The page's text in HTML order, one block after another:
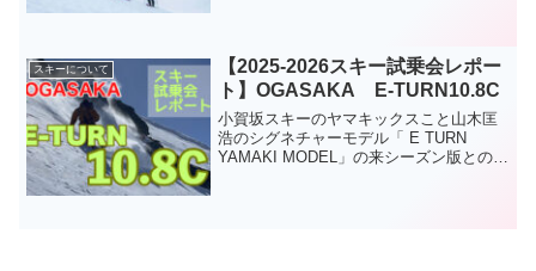
スキーについて
【2025-2026スキー試乗会レポー
ト】OGASAKA E-TURN10.8C
小賀坂スキーのヤマキックスこと山木匡
浩のシグネチャーモデル「 E TURN
YAMAKI MODEL」の来シーズン版との事